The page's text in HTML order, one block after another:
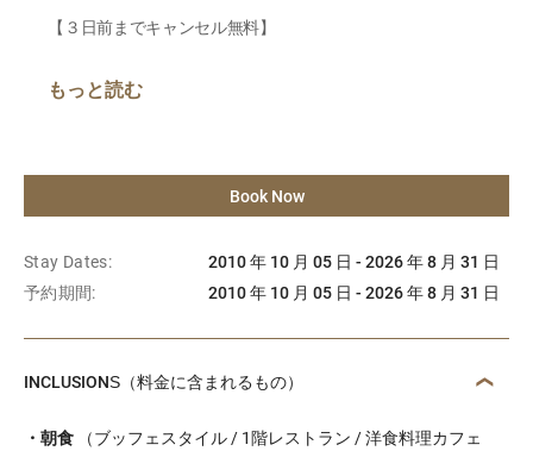
【３日前までキャンセル無料】
もっと読む
Book Now
Stay Dates:
2010 年 10 月 05 日 - 2026 年 8 月 31 日
予約期間:
2010 年 10 月 05 日 - 2026 年 8 月 31 日
INCLUSIONS（料金に含まれるもの）
・朝食 （ブッフェスタイル / 1階レストラン / 洋食料理カフェ